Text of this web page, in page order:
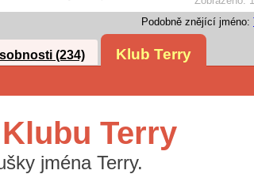
Podobně znějící jméno:
(234)
Klub Terry
Klubu Terry
jména Terry.